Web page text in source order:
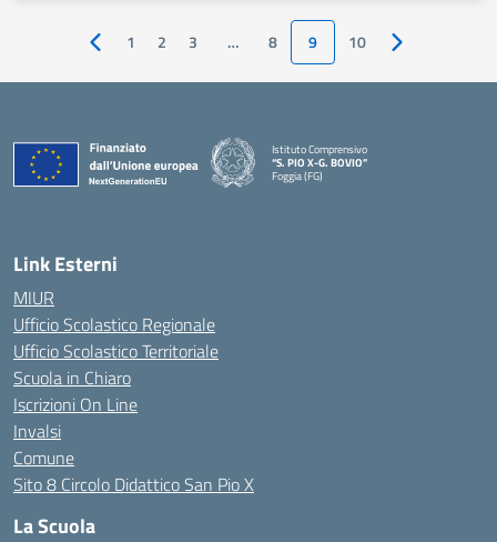
Pagina precedente
1 2 3 … 8 9 10 Pagina
Istituto Comprensivo
“S. PIO X-G. BOVIO”
Foggia (FG)
— Visita la pagina iniziale della scuola
Link Esterni
MIUR
Ufficio Scolastico Regionale
Ufficio Scolastico Territoriale
Scuola in Chiaro
Iscrizioni On Line
Invalsi
Comune
Sito 8 Circolo Didattico San Pio X
La Scuola